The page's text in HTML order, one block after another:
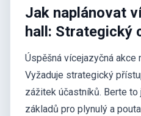
Jak naplánovat
hall: Strategický
Úspěšná vícejazyčná akce
Vyžaduje strategický
zážitek účastníků. Berte to
základů pro plynulý a